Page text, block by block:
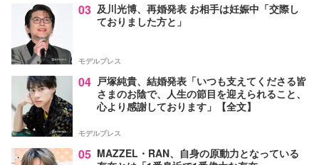
03 及川光博、再婚発表 お相手は妊娠中「交際し
ておりました方と」
モデルプレス
04 戸塚純貴、結婚発表「いつも支えてくださる皆
さまのお陰で、人生の節目を迎えられること、
心より感謝しております」【全文】
モデルプレス
05 MAZZEL・RAN、自身の原動力となっている